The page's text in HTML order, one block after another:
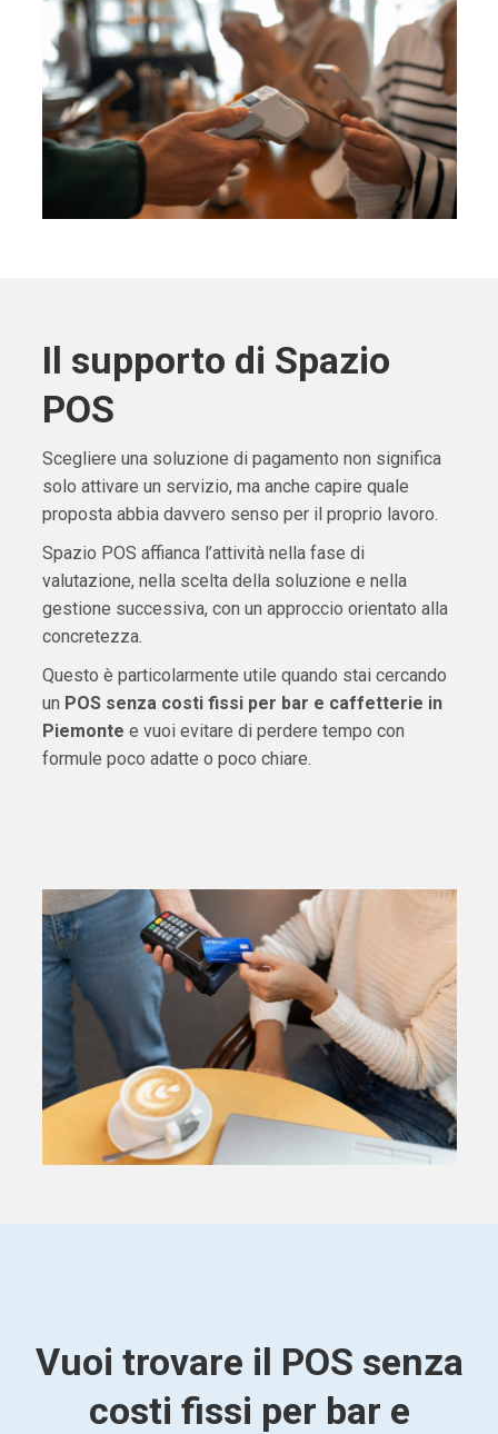
Il supporto di Spazio
POS
Scegliere una soluzione di pagamento non significa
solo attivare un servizio, ma anche capire quale
proposta abbia davvero senso per il proprio lavoro.
Spazio POS affianca l’attività nella fase di
valutazione, nella scelta della soluzione e nella
gestione successiva, con un approccio orientato alla
concretezza.
Questo è particolarmente utile quando stai cercando
un POS senza costi fissi per bar e caffetterie in
Piemonte e vuoi evitare di perdere tempo con
formule poco adatte o poco chiare.
Vuoi trovare il POS senza
costi fissi per bar e